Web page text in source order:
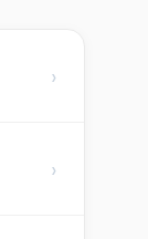
›
›